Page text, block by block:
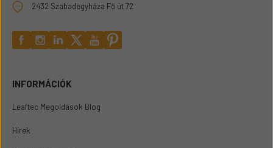
2432 Szabadegyháza Fő út 72
INFORMÁCIÓK
Leaftec Megoldások Blog
Hírek